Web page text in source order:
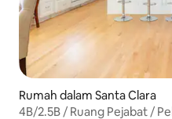
Rumah dalam Santa Clara
4B/2.5B / Ruang Pejabat /